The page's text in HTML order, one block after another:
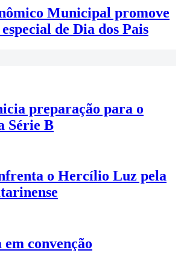
Municipal promove
de Dia dos Pais
preparação para o
Série B
o Hercílio Luz pela
convenção